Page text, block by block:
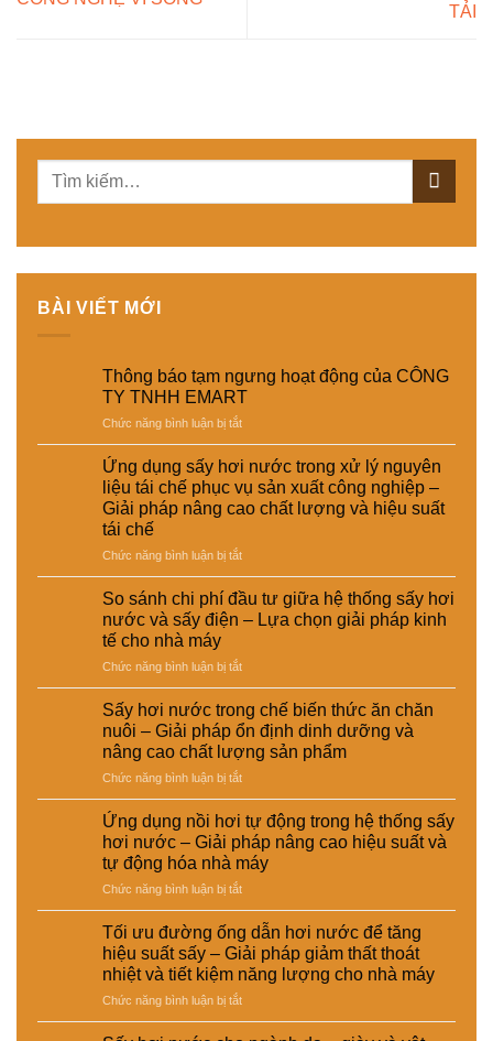
TẢI
BÀI VIẾT MỚI
Thông báo tạm ngưng hoạt động của CÔNG
TY TNHH EMART
Chức năng bình luận bị tắtở
báo
ngưng
hoạt
của
TY
TNHH
EMART
Ứng dụng sấy hơi nước trong xử lý nguyên
liệu tái chế phục vụ sản xuất công nghiệp –
Giải pháp nâng cao chất lượng và hiệu suất
tái chế
Chức năng bình luận bị tắtở
dụng
sấy
trong
xử
lý
nguyên
liệu
tái
chế
phục
vụ
sản
xuất
công
nghiệp
–
Giải
pháp
nâng
cao
chất
lượng
So sánh chi phí đầu tư giữa hệ thống sấy hơi
nước và sấy điện – Lựa chọn giải pháp kinh
tế cho nhà máy
Chức năng bình luận bị tắtở
chi
phí
đầu
tư
giữa
hệ
thống
sấy
hơi
nước
và
sấy
điện
Lựa
chọn
giải
Sấy hơi nước trong chế biến thức ăn chăn
nuôi – Giải pháp ổn định dinh dưỡng và
nâng cao chất lượng sản phẩm
Chức năng bình luận bị tắtở
hơi
nước
trong
chế
biến
thức
ăn
chăn
nuôi
–
Giải
pháp
Ứng dụng nồi hơi tự động trong hệ thống sấy
hơi nước – Giải pháp nâng cao hiệu suất và
tự động hóa nhà máy
Chức năng bình luận bị tắtở
dụng
nồi
hơi
tự
động
trong
hệ
Tối ưu đường ống dẫn hơi nước để tăng
hiệu suất sấy – Giải pháp giảm thất thoát
nhiệt và tiết kiệm năng lượng cho nhà máy
Chức năng bình luận bị tắtở